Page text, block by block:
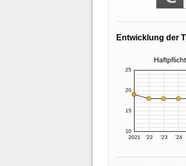
Entwicklung der
Haftpflicht
2021 '22 '23 '24
10
15
20
25